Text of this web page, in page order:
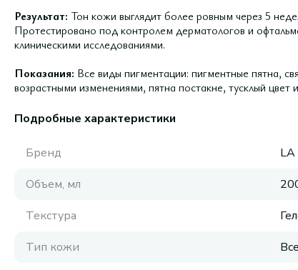
Результат: Тон кожи выглядит более ровным через 5
Протестировано под контролем дерматологов и
клиническими исследованиями.
Показания: Все виды пигментации: пигментные пятна,
возрастными изменениями, пятна постакне, тусклый
Подробные характеристики
Бренд
LA
Объем, мл
Текстура
Тип кожи